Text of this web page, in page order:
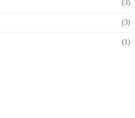
(3)
(3)
(1)